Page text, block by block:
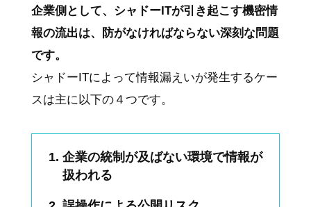
企業側として、シャドーITが引き起こす機密情
報の流出は、防がなければならない深刻な問題
です。
シャドーITによって情報漏えいが発生するケー
スは主に以下の４つです。
企業の統制が及ばない環境で情報が
扱われる